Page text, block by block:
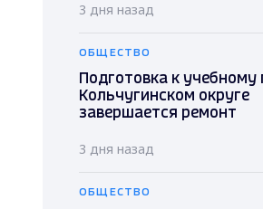
3 дня назад
ОБЩЕСТВО
Подготовка к учебному
Кольчугинском округе
завершается ремонт
3 дня назад
ОБЩЕСТВО